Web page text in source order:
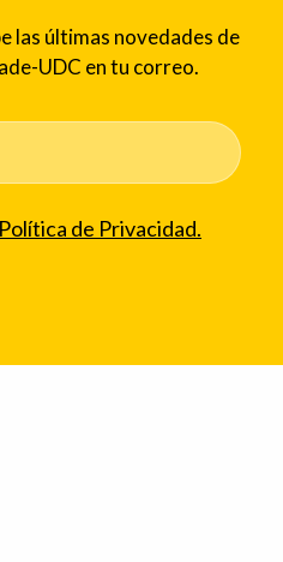
las últimas novedades de
UDC en tu correo.
Política de Privacidad.